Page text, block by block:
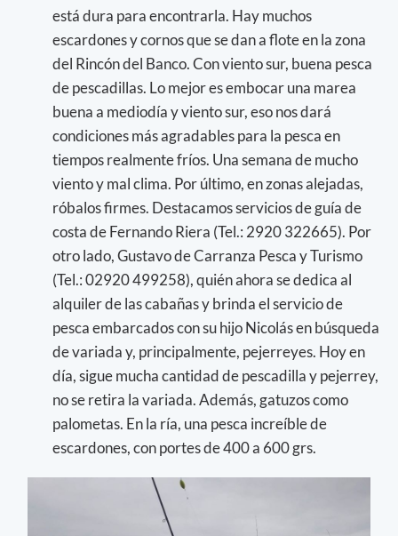
está dura para encontrarla. Hay muchos
escardones y cornos que se dan a flote en la zona
del Rincón del Banco. Con viento sur, buena pesca
de pescadillas. Lo mejor es embocar una marea
buena a mediodía y viento sur, eso nos dará
condiciones más agradables para la pesca en
tiempos realmente fríos. Una semana de mucho
viento y mal clima. Por último, en zonas alejadas,
róbalos firmes. Destacamos servicios de guía de
costa de Fernando Riera (Tel.: 2920 322665). Por
otro lado, Gustavo de Carranza Pesca y Turismo
(Tel.: 02920 499258), quién ahora se dedica al
alquiler de las cabañas y brinda el servicio de
pesca embarcados con su hijo Nicolás en búsqueda
de variada y, principalmente, pejerreyes. Hoy en
día, sigue mucha cantidad de pescadilla y pejerrey,
no se retira la variada. Además, gatuzos como
palometas. En la ría, una pesca increíble de
escardones, con portes de 400 a 600 grs.